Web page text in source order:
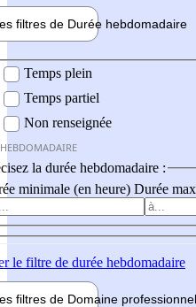
filtres de Durée hebdomadaire
Temps plein
Temps partiel
Non renseignée
la durée hebdomadaire :
minimale (en heure) Durée
le filtre de durée hebdomadaire
filtres de Domaine professionnel